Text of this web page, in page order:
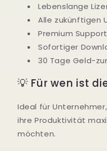
Lebenslange
Alle zukünftigen
Premium
Sofortiger
30 Tage Geld-
💡 Für wen ist
Ideal für
ihre Produktivität
möchten.